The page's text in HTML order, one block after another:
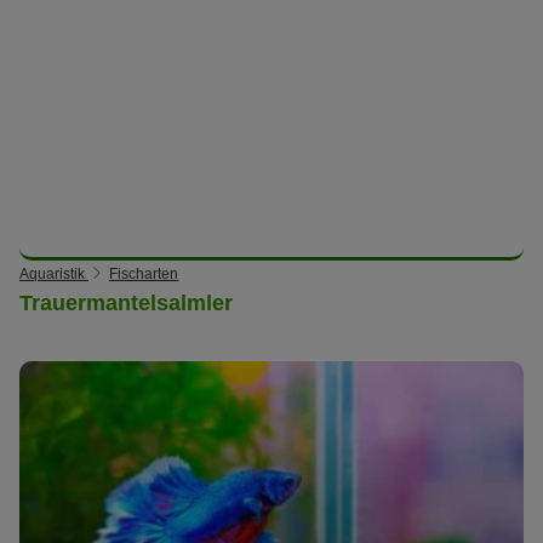
Aquaristik Fischarten
Trauermantelsalmler